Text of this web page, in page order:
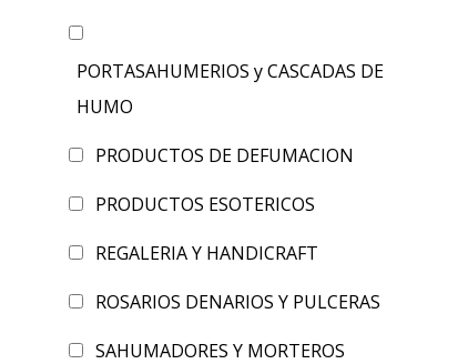
PORTASAHUMERIOS y CASCADAS DE
HUMO
PRODUCTOS DE DEFUMACION
PRODUCTOS ESOTERICOS
REGALERIA Y HANDICRAFT
ROSARIOS DENARIOS Y PULCERAS
SAHUMADORES Y MORTEROS